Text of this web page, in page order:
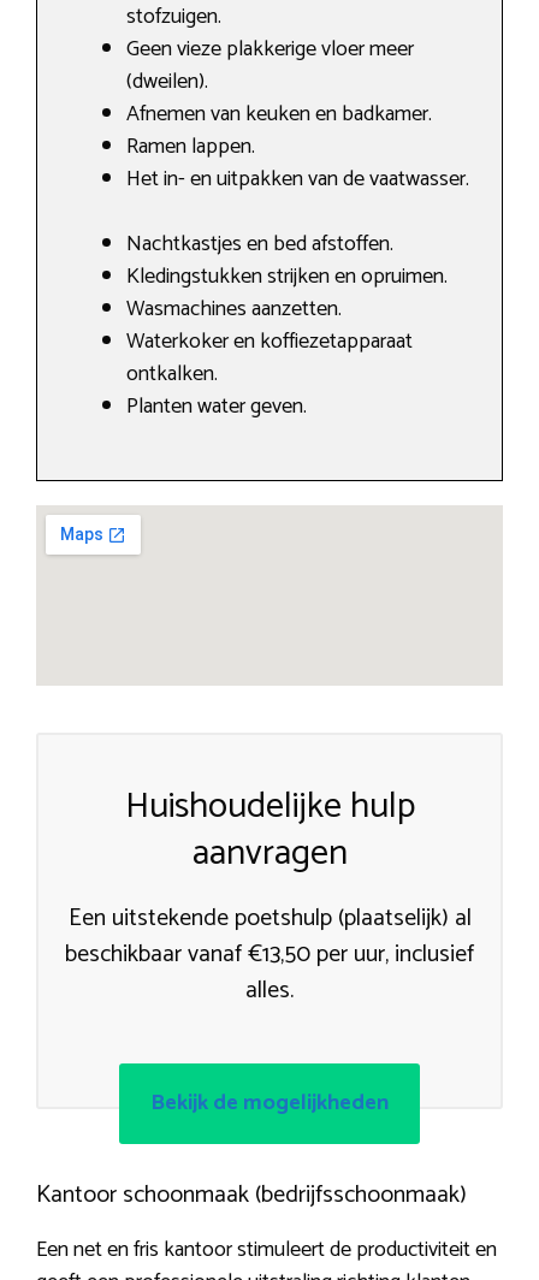
stofzuigen.
Geen vieze plakkerige vloer meer
(dweilen).
Afnemen van keuken en badkamer.
Ramen lappen.
Het in- en uitpakken van de vaatwasser.
Nachtkastjes en bed afstoffen.
Kledingstukken strijken en opruimen.
Wasmachines aanzetten.
Waterkoker en koffiezetapparaat
ontkalken.
Planten water geven.
Huishoudelijke hulp
aanvragen
Een uitstekende poetshulp (plaatselijk) al
beschikbaar vanaf €13,50 per uur, inclusief
alles.
Bekijk de mogelijkheden
Kantoor schoonmaak (bedrijfsschoonmaak)
Een net en fris kantoor stimuleert de productiviteit en